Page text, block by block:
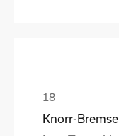
Knorr-Bremse